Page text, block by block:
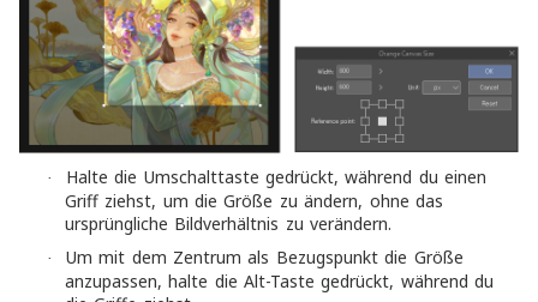
·
Halte die Umschalttaste gedrückt, während du einen
Griff ziehst, um die Größe zu ändern, ohne das
ursprüngliche Bildverhältnis zu verändern.
·
Um mit dem Zentrum als Bezugspunkt die Größe
anzupassen, halte die Alt-Taste gedrückt, während du